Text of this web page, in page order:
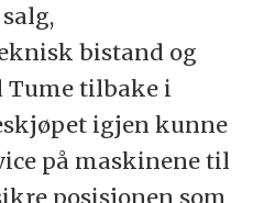
bistand og
Tume tilbake i
igjen kunne
på maskinene til
posisjonen som